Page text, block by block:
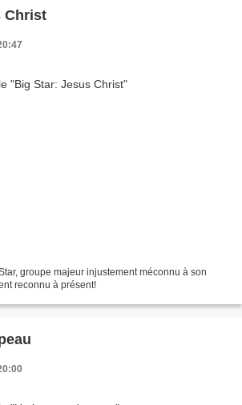
Christ
groupe majeur injustement méconnu à son
reconnu à présent!